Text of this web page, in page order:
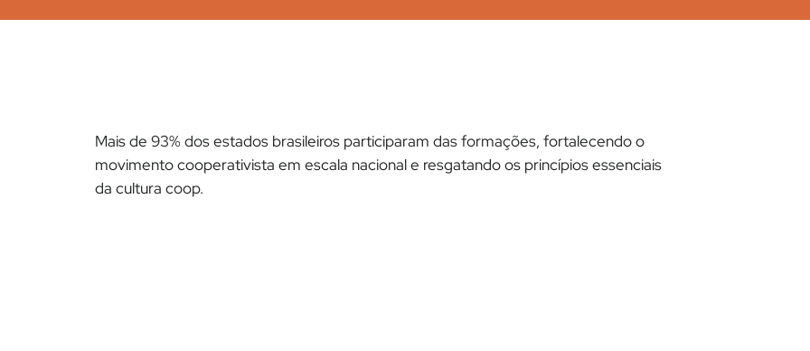
Mais de 93% dos estados brasileiros participaram das formações, fortalecendo o
movimento cooperativista em escala nacional e resgatando os princípios essenciais
da cultura coop.